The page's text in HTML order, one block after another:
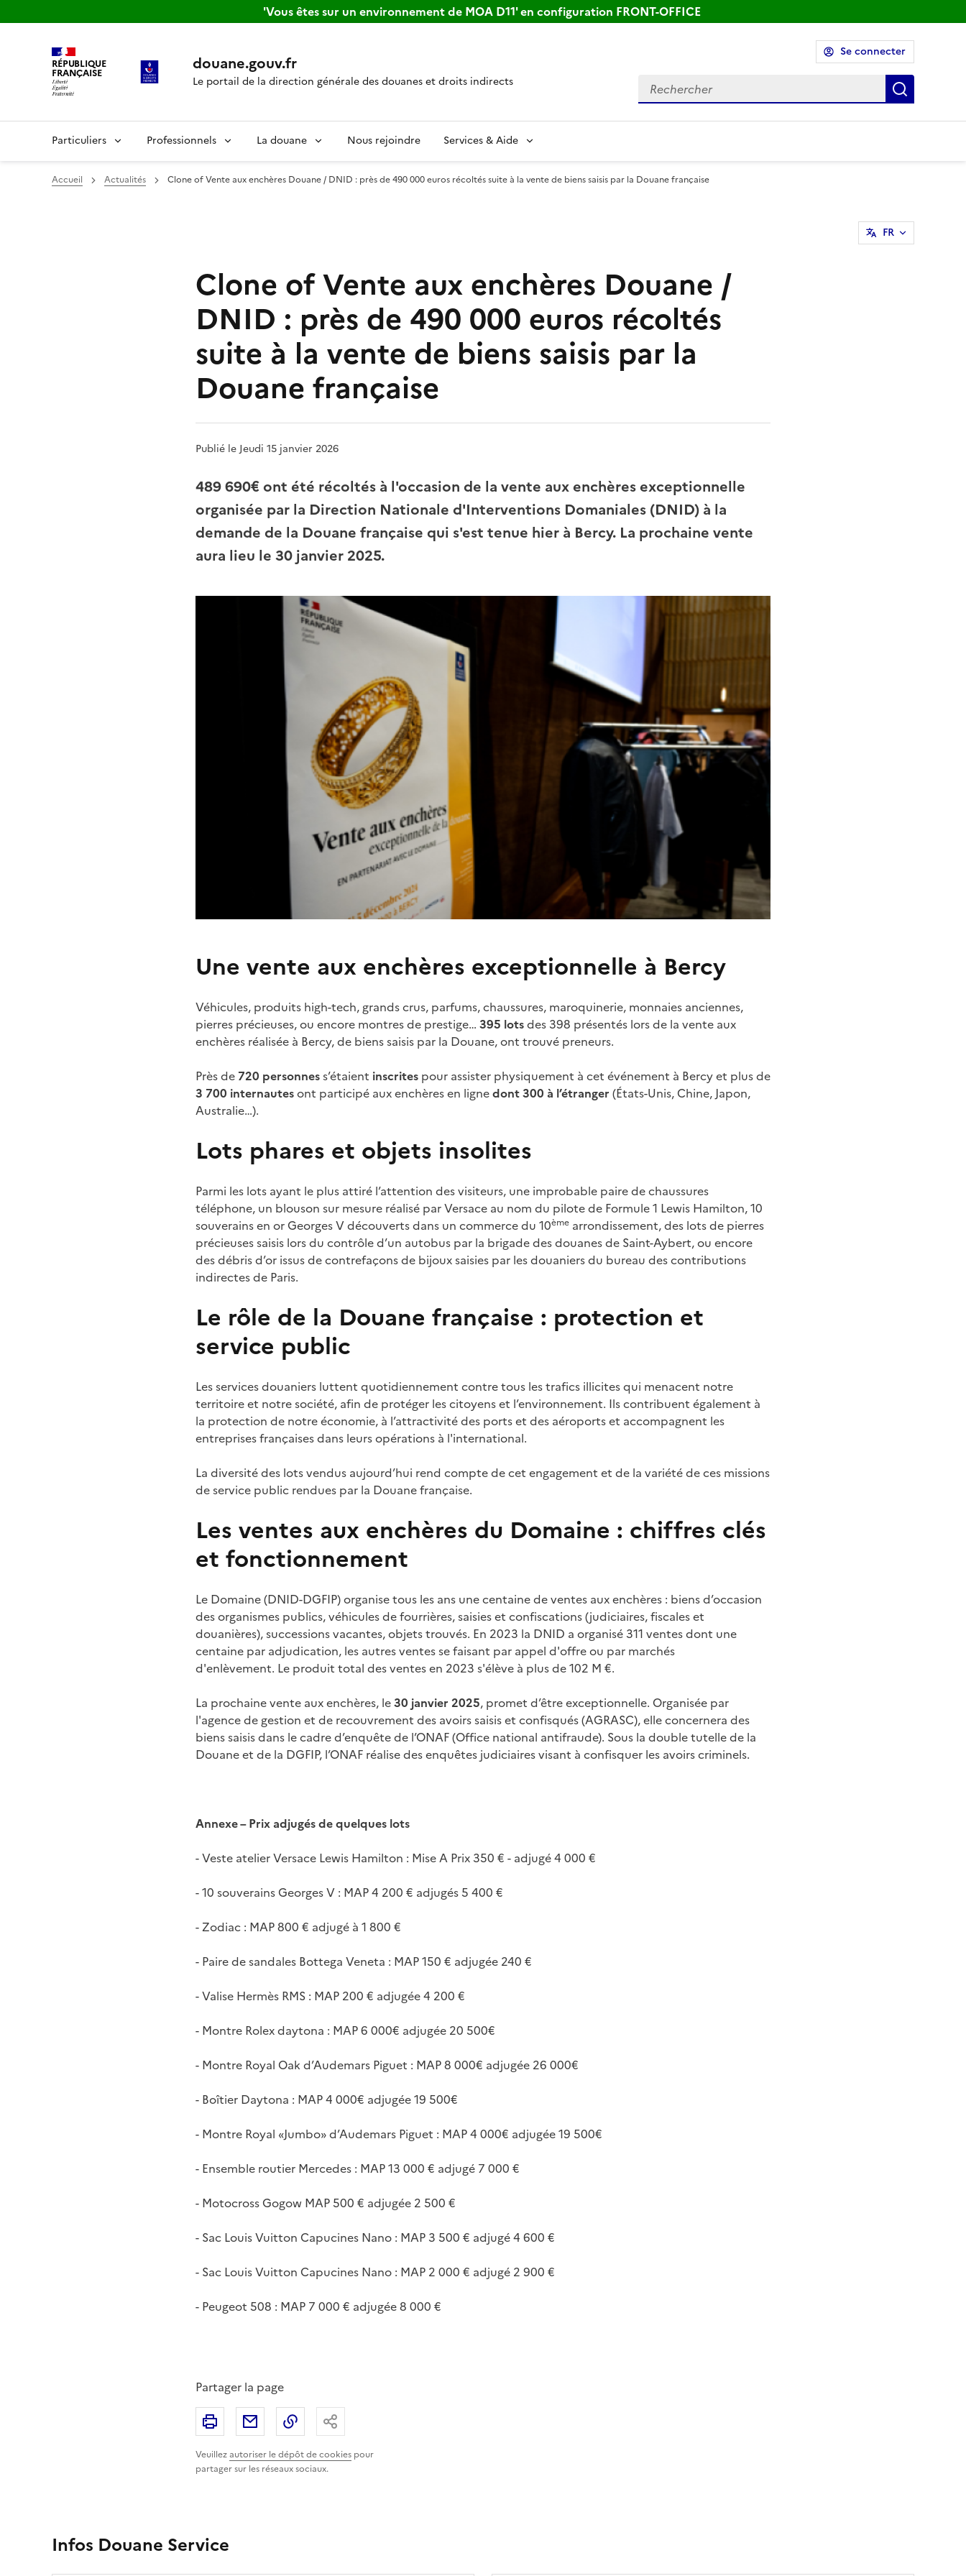
'Vous êtes sur un environnement de MOA D11' en configuration FRONT-OFFICE
RÉPUBLIQUE
FRANÇAISE douane.gouv.fr
Le portail de la direction générale des douanes et droits indirects
Se connecter
Rechercher
Particuliers Professionnels La douane Nous rejoindre Services & Aide
Accueil Actualités Clone of Vente aux enchères Douane / DNID : près de 490 000 euros récoltés suite à la vente de biens saisis par la Douane française
FR
Clone of Vente aux enchères Douane /
DNID : près de 490 000 euros récoltés
suite à la vente de biens saisis par la
Douane française
Publié le Jeudi 15 janvier 2026
489 690€ ont été récoltés à l'occasion de la vente aux enchères exceptionnelle
organisée par la Direction Nationale d'Interventions Domaniales (DNID) à la
demande de la Douane française qui s'est tenue hier à Bercy. La prochaine vente
aura lieu le 30 janvier 2025.
Une vente aux enchères exceptionnelle à Bercy
Véhicules, produits high-tech, grands crus, parfums, chaussures, maroquinerie, monnaies anciennes,
pierres précieuses, ou encore montres de prestige… 395 lotsdes 398 présentés lors de la vente aux
enchères réalisée à Bercy, de biens saisis par la Douane, ont trouvé preneurs.
Près de 720 personness’étaient inscrites pour assister physiquement à cet événement à Bercy et plus de
3 700 internautesont participé aux enchères en lignedont 300 à l’étranger (États-Unis, Chine, Japon,
Australie…).
Lots phares et objets insolites
Parmi les lots ayant le plus attiré l’attention des visiteurs, une improbable paire de chaussures
téléphone, un blouson sur mesure réalisé par Versace au nom du pilote de Formule 1 Lewis Hamilton, 10
souverains en or Georges V découverts dans un commerce du 10ème arrondissement, des lots de pierres
précieuses saisis lors du contrôle d’un autobus par la brigade des douanes de Saint-Aybert, ou encore
des débris d’or issus de contrefaçons de bijoux saisies par les douaniers du bureau des contributions
indirectes de Paris.
Le rôle de la Douane française : protection et
service public
Les services douaniers luttent quotidiennement contre tous les trafics illicites qui menacent notre
territoire et notre société, afin de protéger les citoyens et l’environnement. Ils contribuent également à
la protection de notre économie, à l’attractivité des ports et des aéroports et accompagnent les
entreprises françaises dans leurs opérations à l'international.
La diversité des lots vendus aujourd’hui rend compte de cet engagement et de la variété de ces missions
de service public rendues par la Douane française.
Les ventes aux enchères du Domaine : chiffres clés
et fonctionnement
Le Domaine (DNID-DGFIP) organise tous les ans une centaine de ventes aux enchères : biens d’occasion
des organismes publics, véhicules de fourrières, saisies et confiscations (judiciaires, fiscales et
douanières), successions vacantes, objets trouvés. En 2023 la DNID a organisé 311 ventes dont une
centaine par adjudication, les autres ventes se faisant par appel d'offre ou par marchés
d'enlèvement. Le produit total des ventes en 2023 s'élève à plus de 102 M €.
La prochaine vente aux enchères, le30 janvier 2025, promet d’être exceptionnelle. Organisée par
l'agence de gestion et de recouvrement des avoirs saisis et confisqués (AGRASC), elle concernera des
biens saisis dans le cadre d’enquête de l’ONAF (Office national antifraude). Sous la double tutelle de la
Douane et de la DGFIP, l’ONAF réalise des enquêtes judiciaires visant à confisquer les avoirs criminels.
Annexe – Prix adjugés de quelques lots
- Veste atelier Versace Lewis Hamilton : Mise A Prix 350 € - adjugé 4 000 €
- 10 souverains Georges V : MAP 4 200 € adjugés 5 400 €
- Zodiac : MAP 800 € adjugé à 1 800 €
- Paire de sandales Bottega Veneta : MAP 150 € adjugée 240 €
- Valise Hermès RMS : MAP 200 € adjugée 4 200 €
- Montre Rolex daytona : MAP 6 000€ adjugée 20 500€
- Montre Royal Oak d’Audemars Piguet : MAP 8 000€ adjugée 26 000€
- Boîtier Daytona : MAP 4 000€ adjugée 19 500€
- Montre Royal «Jumbo» d’Audemars Piguet : MAP 4 000€ adjugée 19 500€
- Ensemble routier Mercedes : MAP 13 000 € adjugé 7 000 €
- Motocross Gogow MAP 500 € adjugée 2 500 €
- Sac Louis Vuitton Capucines Nano : MAP 3 500 € adjugé 4 600 €
- Sac Louis Vuitton Capucines Nano : MAP 2 000 € adjugé 2 900 €
- Peugeot 508 : MAP 7 000 € adjugée 8 000 €
Partager la page
Veuillezautoriser le dépôt de cookies pour
partager sur les réseaux sociaux.
Imprimer Partager par email
Copier le lien
Infos Douane Service